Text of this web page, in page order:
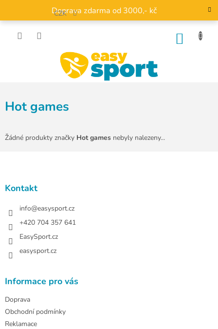
obsah
Doprava zdarma od 3000,- kč
CZK
Hot games
Žádné produkty značky Hot games nebyly nalezeny...
Kontakt
info@easysport.cz
+420 704 357 641
EasySport.cz
easysport.cz
Informace pro vás
Doprava
Obchodní podmínky
Reklamace